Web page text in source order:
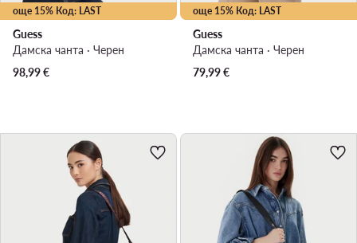
още 15% Код: LAST
Guess
Дамска чанта · Черен
98,99€
още 15% Код: LAST
Guess
Дамска чанта · Черен
79,99€